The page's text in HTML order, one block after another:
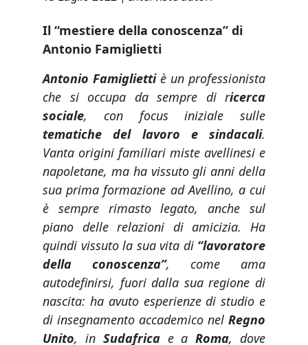
Il “mestiere della conoscenza” di
Antonio Famiglietti
Antonio Famigliettiè un professionista
che si occupa da sempre di ricerca
sociale, con focus iniziale sulle
tematiche del lavoro e sindacali.
Vanta origini familiari miste avellinesi e
napoletane, ma ha vissuto gli anni della
sua prima formazione ad Avellino, a cui
è sempre rimasto legato, anche sul
piano delle relazioni di amicizia. Ha
quindi vissuto la sua vita di “lavoratore
della conoscenza”, come ama
autodefinirsi, fuori dalla sua regione di
nascita: ha avuto esperienze di studio e
di insegnamento accademico nel Regno
Unito, in Sudafricae aRoma, dove